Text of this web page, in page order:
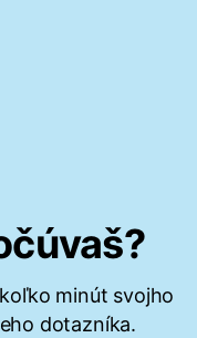
minút svojho
dotazníka.